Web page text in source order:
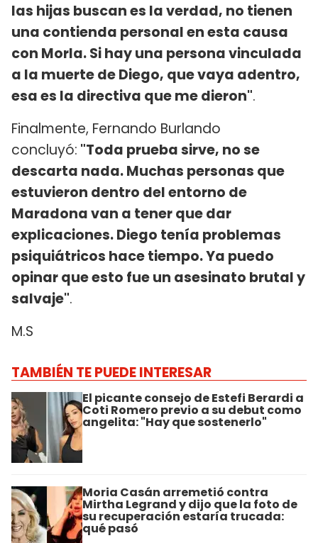
las hijas buscan es la verdad, no tienen
una contienda personal en esta causa
con Morla. Si hay una persona vinculada
a la muerte de Diego, que vaya adentro,
esa es la directiva que me dieron".
Finalmente, Fernando Burlando
concluyó: "Toda prueba sirve, no se
descarta nada. Muchas personas que
estuvieron dentro del entorno de
Maradona van a tener que dar
explicaciones. Diego tenía problemas
psiquiátricos hace tiempo. Ya puedo
opinar que esto fue un asesinato brutal y
salvaje".
M.S
TAMBIÉN TE PUEDE INTERESAR
El picante consejo de Estefi Berardi a
Coti Romero previo a su debut como
angelita: "Hay que sostenerlo"
Moria Casán arremetió contra
Mirtha Legrand y dijo que la foto de
su recuperación estaría trucada:
qué pasó